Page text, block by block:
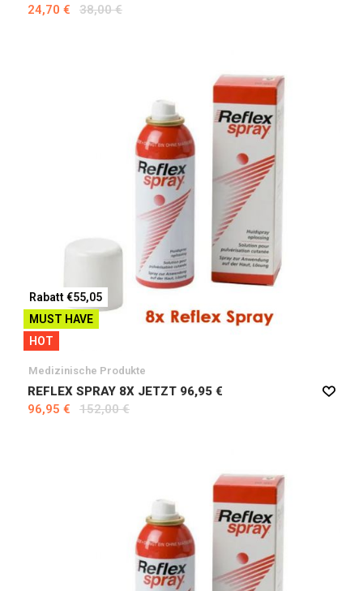
24,70 €
38,00 €
Rabatt €55,05
MUST HAVE
HOT
Medizinische Produkte
REFLEX SPRAY 8X JETZT 96,95 €
96,95 €
152,00 €